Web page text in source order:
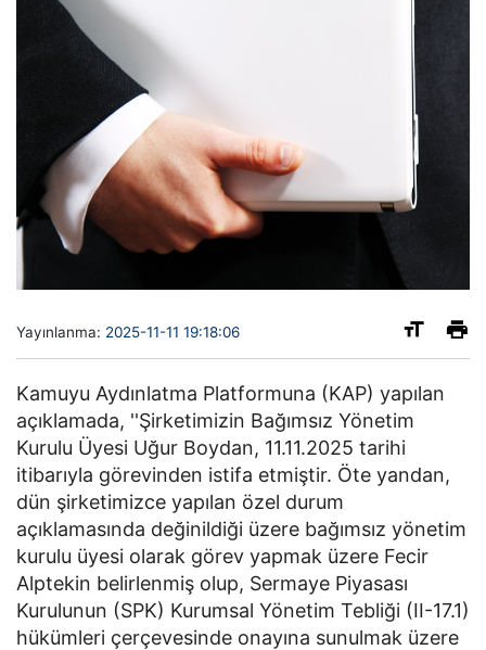
Yayınlanma: 2025-11-11 19:18:06
Kamuyu Aydınlatma Platformuna (KAP) yapılan
açıklamada, ''Şirketimizin Bağımsız Yönetim
Kurulu Üyesi Uğur Boydan, 11.11.2025 tarihi
itibarıyla görevinden istifa etmiştir. Öte yandan,
dün şirketimizce yapılan özel durum
açıklamasında değinildiği üzere bağımsız yönetim
kurulu üyesi olarak görev yapmak üzere Fecir
Alptekin belirlenmiş olup, Sermaye Piyasası
Kurulunun (SPK) Kurumsal Yönetim Tebliği (II-17.1)
hükümleri çerçevesinde onayına sunulmak üzere